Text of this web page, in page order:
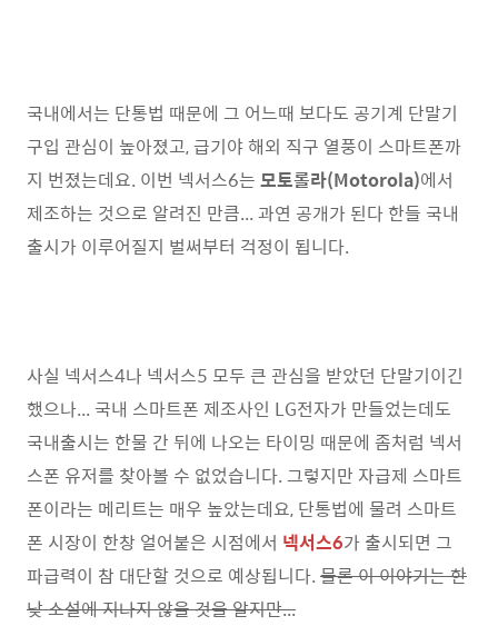
국내에서는 단통법 때문에 그 어느때 보다도 공기계 단말기
구입 관심이 높아졌고, 급기야 해외 직구 열풍이 스마트폰까
지 번졌는데요. 이번 넥서스6는 모토롤라(Motorola)에서
제조하는 것으로 알려진 만큼... 과연 공개가 된다 한들 국내
출시가 이루어질지 벌써부터 걱정이 됩니다.
사실 넥서스4나 넥서스5 모두 큰 관심을 받았던 단말기이긴
했으나... 국내 스마트폰 제조사인 LG전자가 만들었는데도
국내출시는 한물 간 뒤에 나오는 타이밍 때문에 좀처럼 넥서
스폰 유저를 찾아볼 수 없었습니다. 그렇지만 자급제 스마트
폰이라는 메리트는 매우 높았는데요, 단통법에 물려 스마트
폰 시장이 한창 얼어붙은 시점에서 넥서스6가 출시되면 그
파급력이 참 대단할 것으로 예상됩니다. 물론 이 이야기는 한
낮 소설에 지나지 않을 것을 알지만...